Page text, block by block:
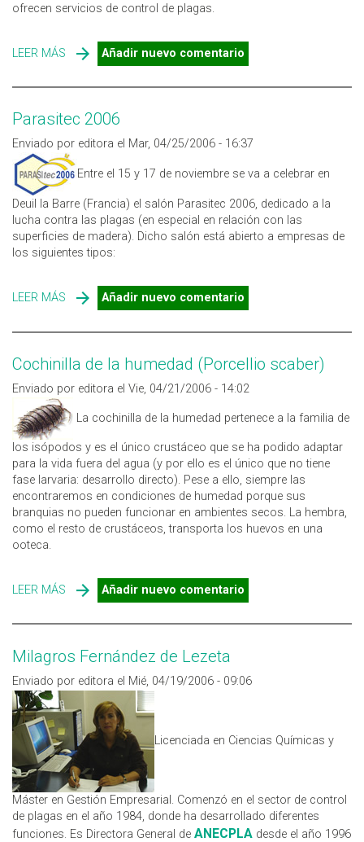
ofrecen servicios de control de plagas.
LEER MÁS SOBRE GUÍA PARA LA CONTRATACIÓN DE SERVICIOS DE
CONTROL DE PLAGAS
Añadir nuevo comentario
Parasitec 2006
Enviado por editora el Mar, 04/25/2006 - 16:37
Entre el 15 y 17 de noviembre se va a celebrar en
Deuil la Barre (Francia) el salón Parasitec 2006, dedicado a la
lucha contra las plagas (en especial en relación con las
superficies de madera). Dicho salón está abierto a empresas de
los siguientes tipos:
LEER MÁS SOBRE PARASITEC 2006
Añadir nuevo comentario
Cochinilla de la humedad (Porcellio scaber)
Enviado por editora el Vie, 04/21/2006 - 14:02
La cochinilla de la humedad pertenece a la familia de
los isópodos y es el único crustáceo que se ha podido adaptar
para la vida fuera del agua (y por ello es el único que no tiene
fase larvaria: desarrollo directo). Pese a ello, siempre las
encontraremos en condiciones de humedad porque sus
branquias no pueden funcionar en ambientes secos. La hembra,
como el resto de crustáceos, transporta los huevos en una
ooteca.
LEER MÁS SOBRE COCHINILLA DE LA HUMEDAD (PORCELLIO
SCABER)
Añadir nuevo comentario
Milagros Fernández de Lezeta
Enviado por editora el Mié, 04/19/2006 - 09:06
Licenciada en Ciencias Químicas y
Máster en Gestión Empresarial. Comenzó en el sector de control
de plagas en el año 1984, donde ha desarrollado diferentes
funciones. Es Directora General de ANECPLA desde el año 1996